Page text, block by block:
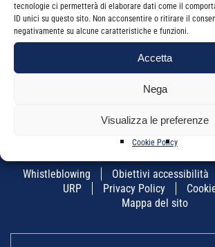
tecnologie ci permetterà di elaborare dati come il
ID unici su questo sito. Non acconsentire o ritirare il
negativamente su alcune caratteristiche e funzioni.
Accetta
Nega
Visualizza le preferenze
Cookie Policy
NAVIGAZIONE
ARTICOLI
←SEMINARIO DI
AGGIORNAMENTO
PROFESSIONALE PER I
TRIBUTARIE DELLA
Whistleblowing Obiettivi accessibilità
URP
Privacy Policy
Mappa del sito